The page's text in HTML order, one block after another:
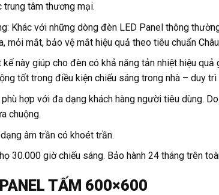
trung tâm thương mại.
Khác với những dòng đèn LED Panel thông
mỏi mắt, bảo vệ mắt hiệu quả theo tiêu chuẩn
này giúp cho đèn có khả năng tản nhiệt hiệu
tốt trong điều kiện chiếu sáng trong nhà – duy
phù hợp với đa dạng khách hàng người tiêu dùng.
chuộng.
âm trần có khoét trần.
30.000 giờ chiếu sáng. Bảo hành 24 tháng trên
TẤM 600×600